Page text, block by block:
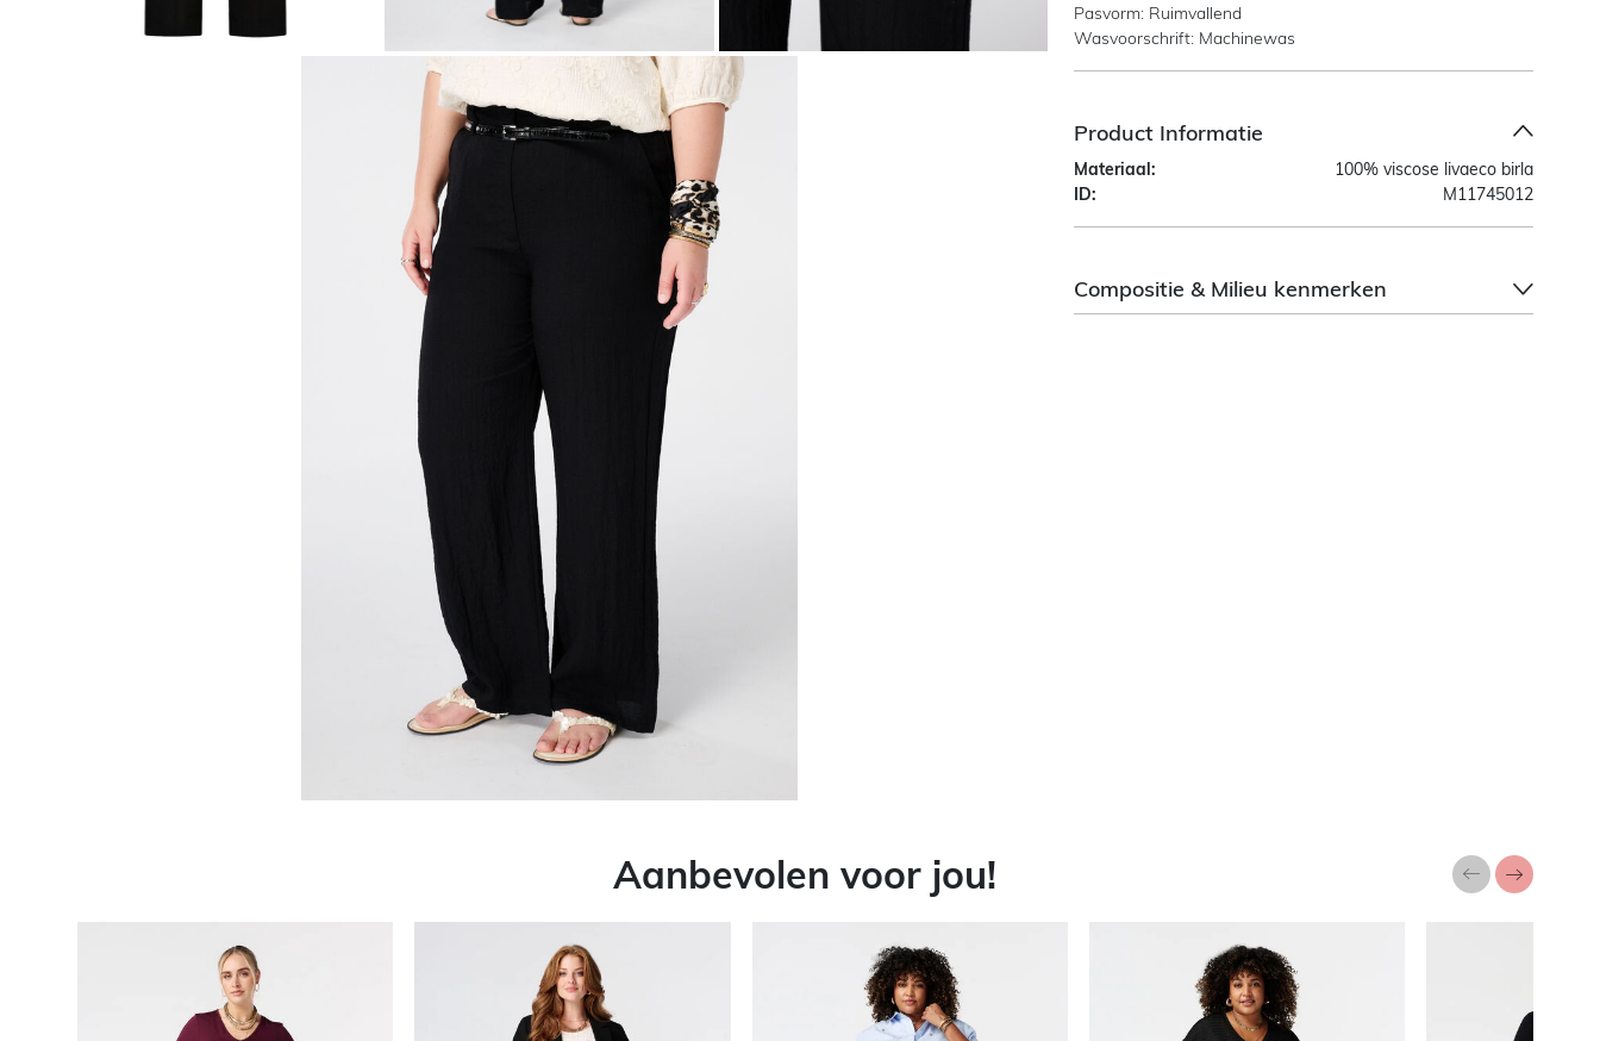
Pasvorm: Ruimvallend
Wasvoorschrift: Machinewas
Product Informatie
Materiaal:
100% viscose livaeco birla
ID:
M11745012
Compositie & Milieu kenmerken
Aanbevolen voor jou!